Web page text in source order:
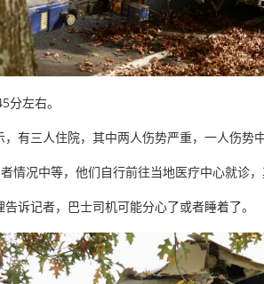
分左右。
有三人住院，其中两人伤势严重，一人伤势中
情况中等，他们自行前往当地医疗中心就诊，
诉记者，巴士司机可能分心了或者睡着了。